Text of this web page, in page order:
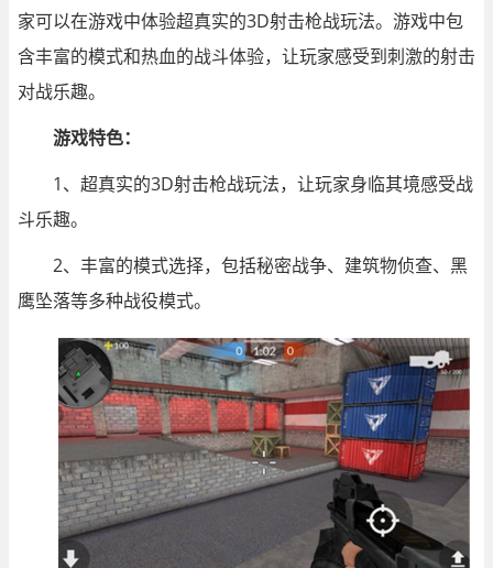
家可以在游戏中体验超真实的3D射击枪战玩法。游戏中包
含丰富的模式和热血的战斗体验，让玩家感受到刺激的射击
对战乐趣。
游戏特色：
1、超真实的3D射击枪战玩法，让玩家身临其境感受战
斗乐趣。
2、丰富的模式选择，包括秘密战争、建筑物侦查、黑
鹰坠落等多种战役模式。